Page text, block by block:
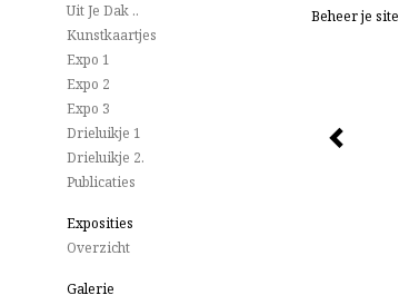
Beheer je site
Uit Je Dak ..
Kunstkaartjes
Expo 1
Expo 2
Expo 3
Drieluikje 1
Drieluikje 2.
Publicaties
Exposities
Overzicht
Galerie